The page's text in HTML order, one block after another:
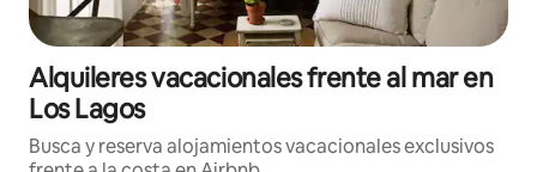
Alquileres vacacionales frente al mar en
Los Lagos
Busca y reserva alojamientos vacacionales exclusivos